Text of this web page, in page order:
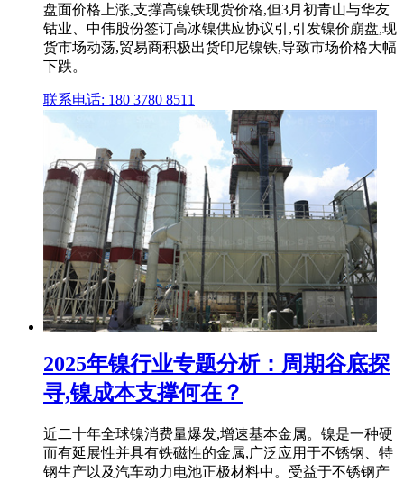
盘面价格上涨,支撑高镍铁现货价格,但3月初青山与华友
钴业、中伟股份签订高冰镍供应协议引,引发镍价崩盘,现
货市场动荡,贸易商积极出货印尼镍铁,导致市场价格大幅
下跌。
联系电话: 180 3780 8511
2025年镍行业专题分析：周期谷底探
寻,镍成本支撑何在？
近二十年全球镍消费量爆发,增速基本金属。镍是一种硬
而有延展性并具有铁磁性的金属,广泛应用于不锈钢、特
钢生产以及汽车动力电池正极材料中。受益于不锈钢产